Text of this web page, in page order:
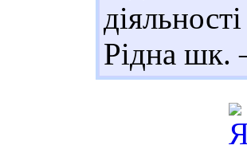
Рідна шк.